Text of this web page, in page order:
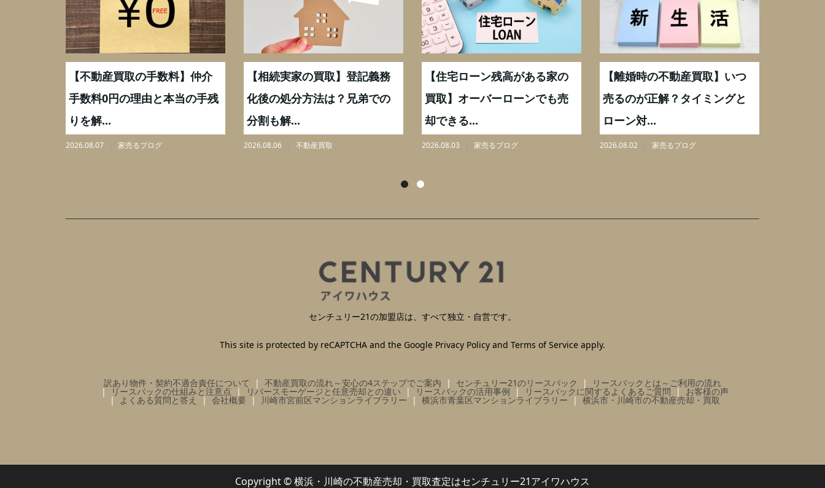
【不動産買取の手数料】仲介
手数料0円の理由と本当の手残
りを解...
2026.08.07 家売るブログ
【相続実家の買取】登記義務
化後の処分方法は？兄弟での
分割も解...
2026.08.06 不動産買取
【住宅ローン残高がある家の
買取】オーバーローンでも売
却できる...
2026.08.03 家売るブログ
【離婚時の不動産買取】いつ
売るのが正解？タイミングと
ローン対...
2026.08.02 家売るブログ
センチュリー21の加盟店は、すべて独立・自営です。
This site is protected by reCAPTCHA and the Google Privacy Policy and Terms of Service apply.
訳あり物件・契約不適合責任について 不動産買取の流れ～安心の4ステップでご案内 センチュリー21のリースバック リースバックとは～ご利用の流れ
リースバックの仕組みと注意点 リバースモーゲージと任意売却との違い リースバックの活用事例 リースバックに関するよくあるご質問 お客様の声
よくある質問と答え 会社概要 川崎市宮前区マンションライブラリー 横浜市青葉区マンションライブラリー 横浜市・川崎市の不動産売却・買取
Copyright © 横浜・川崎の不動産売却・買取査定はセンチュリー21アイワハウス